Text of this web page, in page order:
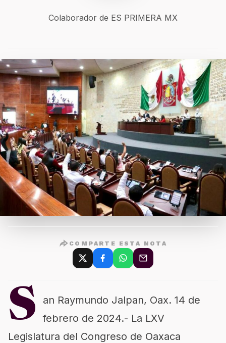
Colaborador de ES PRIMERA MX
COMPARTE ESTA NOTA
S
an Raymundo Jalpan, Oax. 14 de
febrero de 2024.- La LXV
Legislatura del Congreso de Oaxaca